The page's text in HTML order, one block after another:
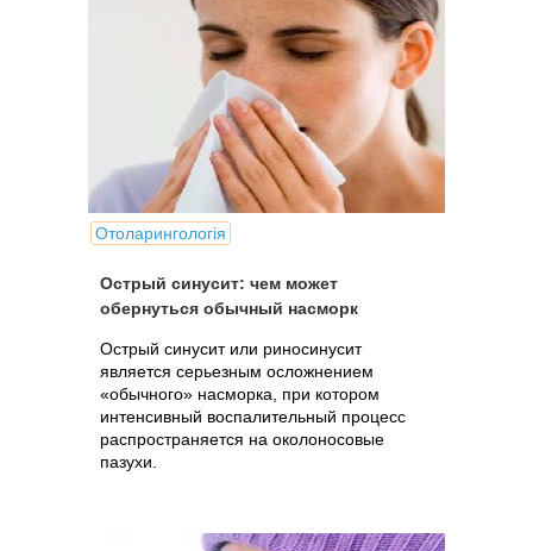
Отоларингологія
Острый синусит: чем может
обернуться обычный насморк
Острый синусит или риносинусит
является серьезным осложнением
«обычного» насморка, при котором
интенсивный воспалительный процесс
распространяется на околоносовые
пазухи.